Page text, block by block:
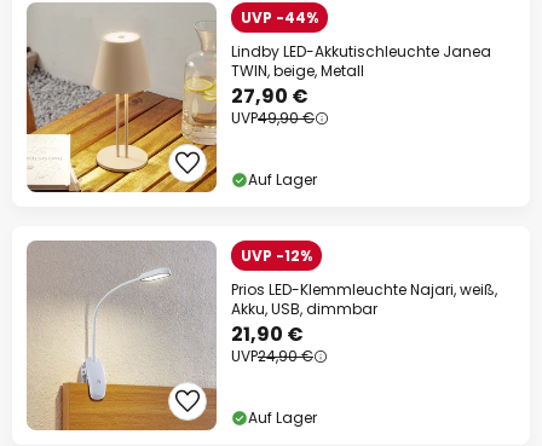
UVP -44%
Lindby LED-Akkutischleuchte Janea
TWIN, beige, Metall
27,90 €
UVP49,90 €
Auf Lager
UVP -12%
Prios LED-Klemmleuchte Najari, weiß,
Akku, USB, dimmbar
21,90 €
UVP24,90 €
Auf Lager